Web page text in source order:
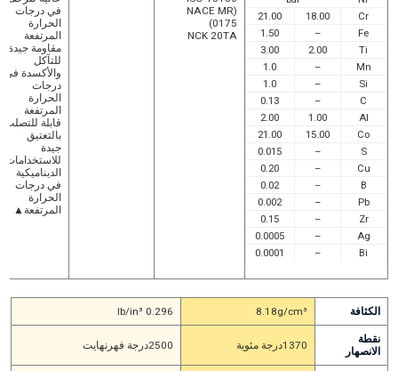
Cr
18.00
21.00
Fe
–
1.50
Ti
2.00
3.00
Mn
–
1.0
Si
–
1.0
C
–
0.13
Al
1.00
2.00
Co
15.00
21.00
S
–
0.015
Cu
–
0.20
B
–
0.02
Pb
–
0.002
Zr
–
0.15
Ag
–
0.0005
Bi
–
0.0001
(NACE MR
0175)
NCK 20TA
في درجات
الحرارة
المرتفعة
مقاومة جيدة
للتآكل
والأكسدة في
درجات
الحرارة
المرتفعة
قابلة للتصلب
بالتعتيق
جيدة
للاستخدامات
الديناميكية
في درجات
الحرارة
المرتفعة▲
الكثافة 8.18g/cm³
0.296 lb/in³
نقطة
الانصهار
1370درجة مئوية 2500درجة فهرنهايت